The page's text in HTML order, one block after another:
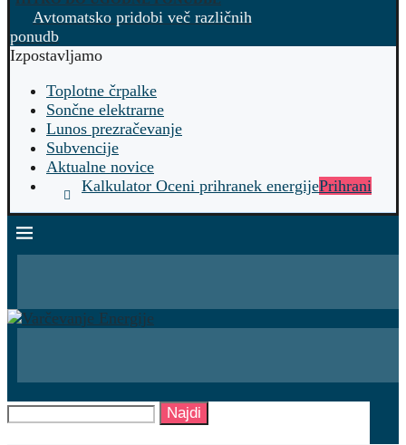
Avtomatsko pridobi več različnih
ponudb
Izpostavljamo
Toplotne črpalke
Sončne elektrarne
Lunos prezračevanje
Subvencije
Aktualne novice
Kalkulator Oceni prihranek energijePrihrani
Najdi